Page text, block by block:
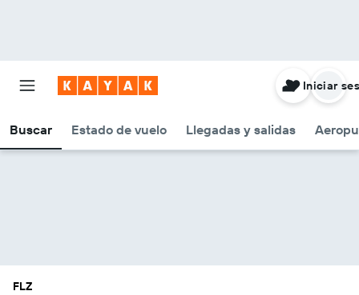
Buscar Estado de vuelo Llegadas y salidas
Iniciar
FLZ